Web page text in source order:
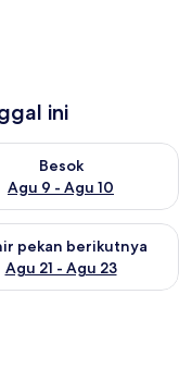
ini
8 - Agu 9
Besok
Agu 9 - Agu 10
ketersediaan untuk
Agu 14 - Agu 16
pekan berikutnya
Agu 21 - Agu 23
ketersediaan untuk